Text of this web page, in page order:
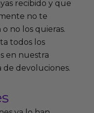
recibido y que
no te
no los quieras.
todos los
en nuestra
de devoluciones.